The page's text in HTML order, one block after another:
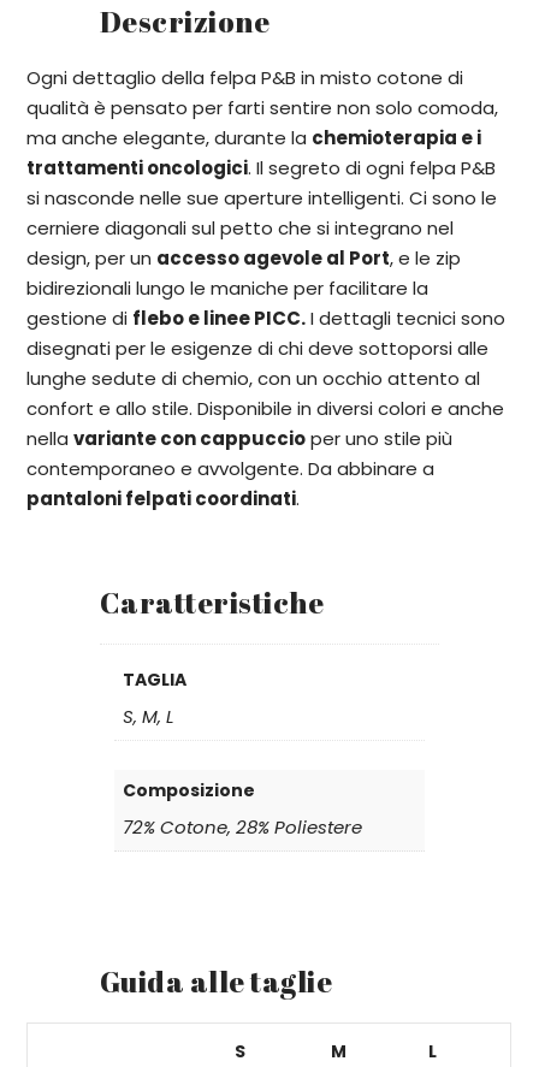
Descrizione
Ogni dettaglio della felpa P&B in misto cotone di
qualità è pensato per farti sentire non solo comoda,
ma anche elegante, durante la chemioterapia e i
trattamenti oncologici. Il segreto di ogni felpa P&B
si nasconde nelle sue aperture intelligenti. Ci sono le
cerniere diagonali sul petto che si integrano nel
design, per un accesso agevole al Port,e le zip
bidirezionali lungo le maniche per facilitare la
gestione di flebo e linee PICC.I dettagli tecnici sono
disegnati per le esigenze di chi deve sottoporsi alle
lunghe sedute di chemio, con un occhio attento al
confort e allo stile. Disponibile in diversi colori e anche
nellavariante con cappuccioper uno stile più
contemporaneo e avvolgente. Da abbinare a
pantaloni felpati coordinati.
Caratteristiche
TAGLIA
S, M, L
Composizione
72% Cotone, 28% Poliestere
Guida alle taglie
S M L